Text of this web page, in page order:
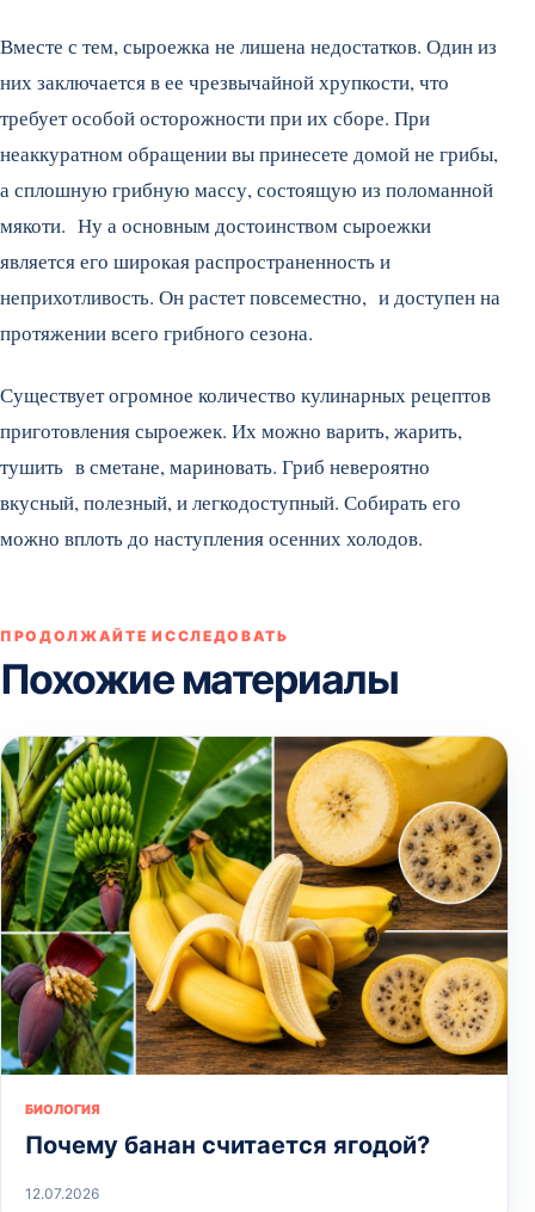
Вместе с тем, сыроежка не лишена недостатков. Один из
них заключается в ее чрезвычайной хрупкости, что
требует особой осторожности при их сборе. При
неаккуратном обращении вы принесете домой не грибы,
а сплошную грибную массу, состоящую из поломанной
мякоти. Ну а основным достоинством сыроежки
является его широкая распространенность и
неприхотливость. Он растет повсеместно, и доступен на
протяжении всего грибного сезона.
Существует огромное количество кулинарных рецептов
приготовления сыроежек. Их можно варить, жарить,
тушить в сметане, мариновать. Гриб невероятно
вкусный, полезный, и легкодоступный. Собирать его
можно вплоть до наступления осенних холодов.
ПРОДОЛЖАЙТЕ ИССЛЕДОВАТЬ
Похожие материалы
БИОЛОГИЯ
Почему банан считается ягодой?
12.07.2026